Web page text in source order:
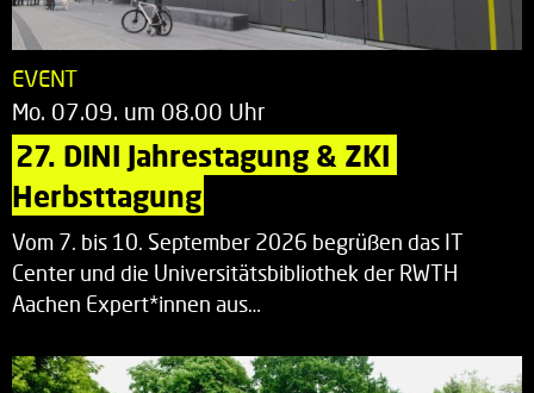
EVENT
Mo. 07.09. um 08.00 Uhr
27. DINI Jahrestagung & ZKI
Herbsttagung
Vom 7. bis 10. September 2026 begrüßen das IT
Center und die Universitätsbibliothek der RWTH
Aachen Expert*innen aus…